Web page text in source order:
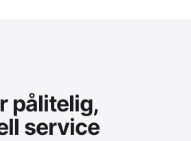
pålitelig,
service